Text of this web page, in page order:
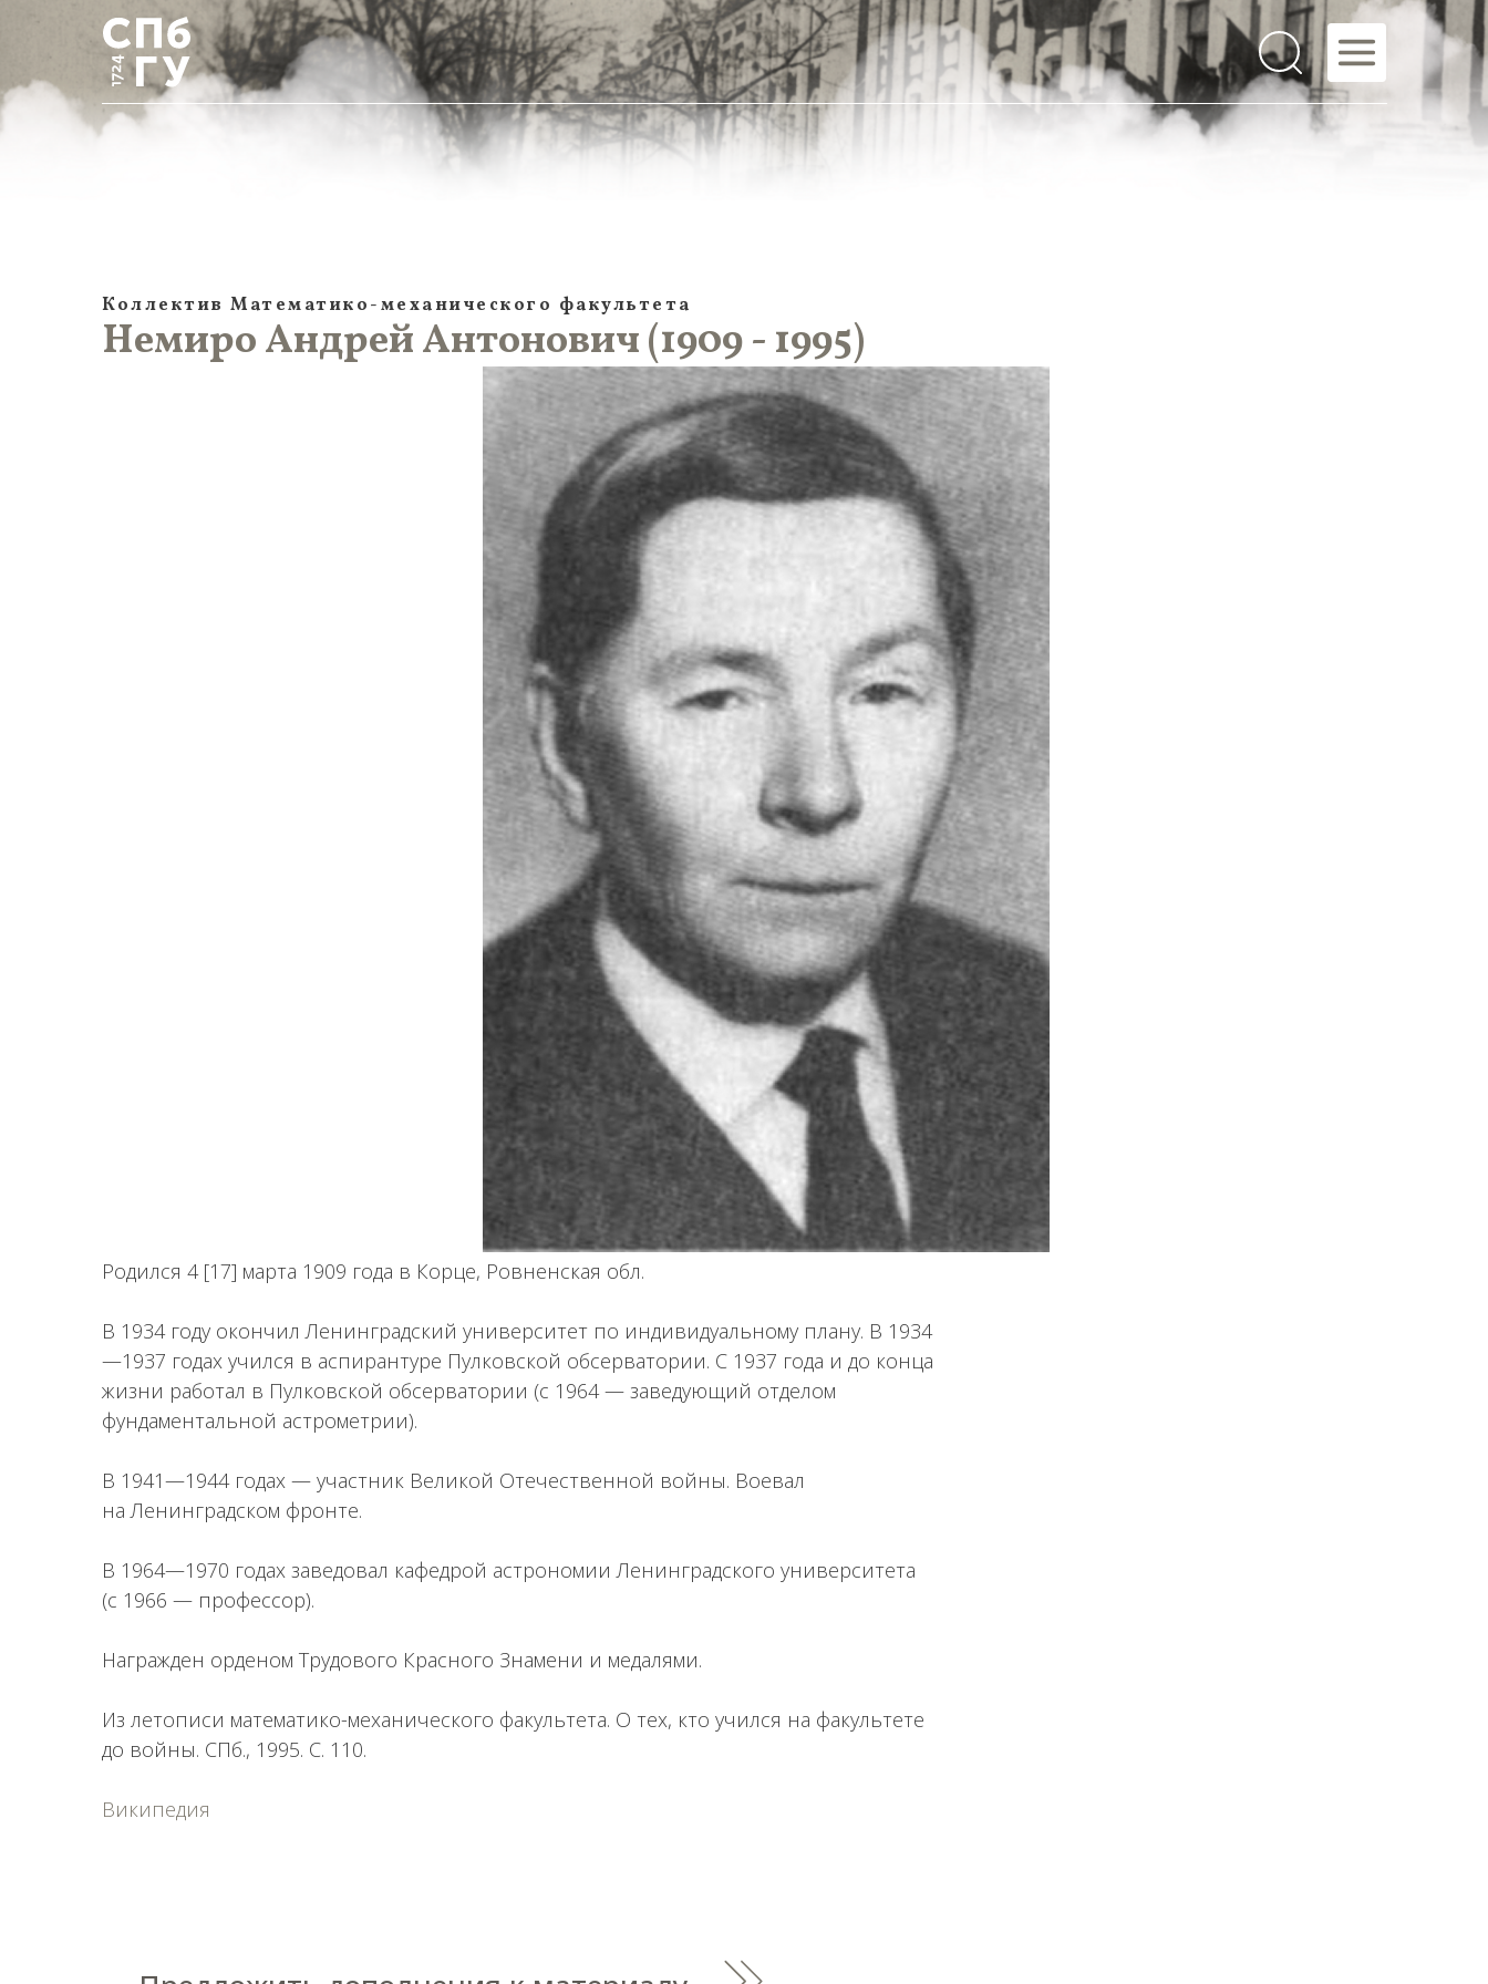
Коллектив Математико-механического факультета
Немиро Андрей Антонович (1909 - 1995)
Родился 4 [17] марта 1909 года в Корце, Ровненская обл.
В 1934 году окончил Ленинградский университет по индивидуальному плану. В 1934
—1937 годах учился в аспирантуре Пулковской обсерватории. С 1937 года и до конца
жизни работал в Пулковской обсерватории (с 1964 — заведующий отделом
фундаментальной астрометрии).
В 1941—1944 годах — участник Великой Отечественной войны. Воевал
на Ленинградском фронте.
В 1964—1970 годах заведовал кафедрой астрономии Ленинградского университета
(с 1966 — профессор).
Награжден орденом Трудового Красного Знамени и медалями.
Из летописи математико-механического факультета. О тех, кто учился на факультете
до войны. СПб., 1995. С. 110.
Википедия